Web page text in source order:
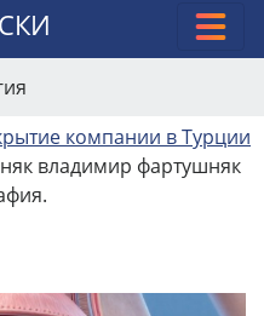
компании в Турции
владимир фартушняк